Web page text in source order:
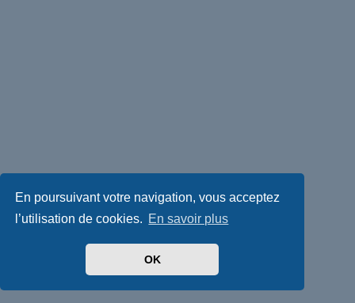
En poursuivant votre navigation, vous acceptez
l’utilisation de cookies. En savoir plus
OK